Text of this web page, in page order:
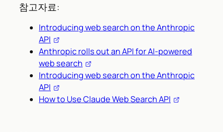
참고자료:
Introducing web search on the Anthropic
API
Anthropic rolls out an API for AI-powered
web search
Introducing web search on the Anthropic
API
How to Use Claude Web Search API